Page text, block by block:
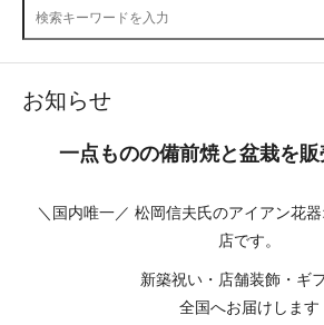
お知らせ
一点ものの備前焼と盆栽を
＼国内唯一／ 松岡信夫氏のアイアン花
店です。
新築祝い・店舗装飾・ギ
全国へお届けします